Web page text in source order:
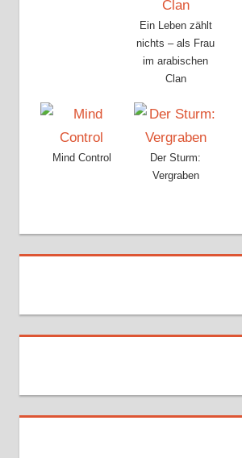
Ein Leben zählt
nichts – als Frau
im arabischen
Clan
Mind Control
Der Sturm:
Vergraben